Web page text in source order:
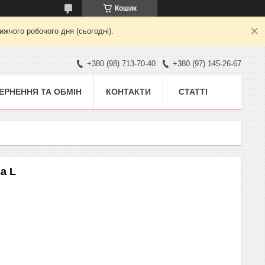
Кошик
робочого дня (сьогодні).
+380 (98) 713-70-40 +380 (97) 145-26-67
ТА ОБМІН КОНТАКТИ СТАТТІ
L